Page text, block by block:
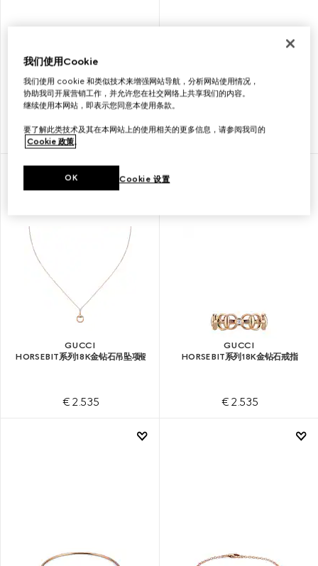
GUCCI
HORSEBIT系列18K金钻石戒指
€ 1.710
GUCCI
HORSEBIT系列18K金钻石耳钉
€ 1.850
GUCCI
HORSEBIT系列18K金钻石吊坠项链
€ 2.535
GUCCI
HORSEBIT系列18K金钻石戒指
€ 2.535
我们使用Cookie
我们使用 cookie 和类似技术来增强网站导航，分析网站使用情况，
协助我司开展营销工作，并允许您在社交网络上共享我们的内容。
继续使用本网站，即表示您同意本使用条款。
要了解此类技术及其在本网站上的使用相关的更多信息，请参阅我司的
Cookie 政策。
Cookie 设置
OK